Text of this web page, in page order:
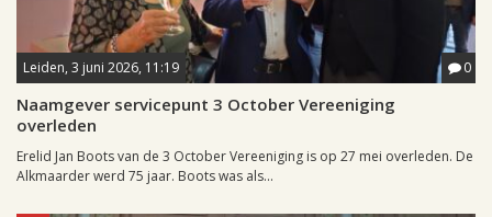
Leiden, 3 juni 2026, 11:19 0
Naamgever servicepunt 3 October Vereeniging
overleden
Erelid Jan Boots van de 3 October Vereeniging is op 27 mei overleden. De
Alkmaarder werd 75 jaar. Boots was als...